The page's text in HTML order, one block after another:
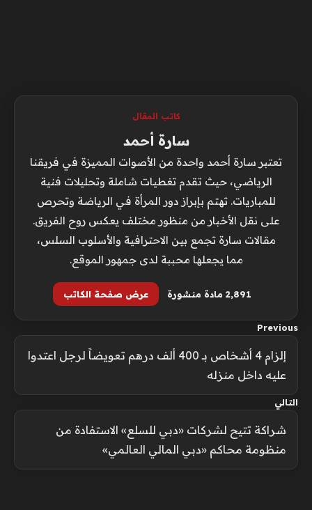
كاتب المقال
سارة أحمد
تعتبر سارة أحمد واحدة من الأصوات المميزة في فريقنا
الرياضي، حيث تقدم تغطيات شاملة وتحليلات فنية
للمباريات. تهتم بإبراز دور المرأة في الرياضة وتحرص
على نقل الأخبار من منظور مختلف يعكس روح الفريق.
مقالات سارة تجمع بين الاحترافية والأسلوب السلس،
مما يجعلها محببة لدى جمهور الموقع.
2٬891 مادة منشورة عرض صفحة الكاتب
Previous
إلزام 4 أشخاص بـ 400 ألف درهم تعويضاً لرجل اعتدوا
عليه داخل منزله
التالي
شراكة تتيح لشركات «دبي للسلع» الاستفادة من
منظومة محاكم «دبي المالي العالمي»